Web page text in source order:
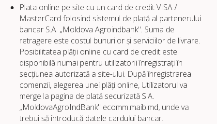
Plata online pe site cu un card de credit VISA /
MasterCard folosind sistemul de plată al partenerului
bancar S.A. „Moldova Agroindbank". Suma de
retragere este costul bunurilor și serviciilor de livrare.
Posibilitatea plății online cu card de credit este
disponibilă numai pentru utilizatorii înregistrați în
secțiunea autorizată a site-ului. După înregistrarea
comenzii, alegerea unei plăți online, Utilizatorul va
merge la pagina de plată securizată S.A.
„MoldovaAgroIndBank" ecomm.maib.md, unde va
trebui să introducă datele cardului bancar.